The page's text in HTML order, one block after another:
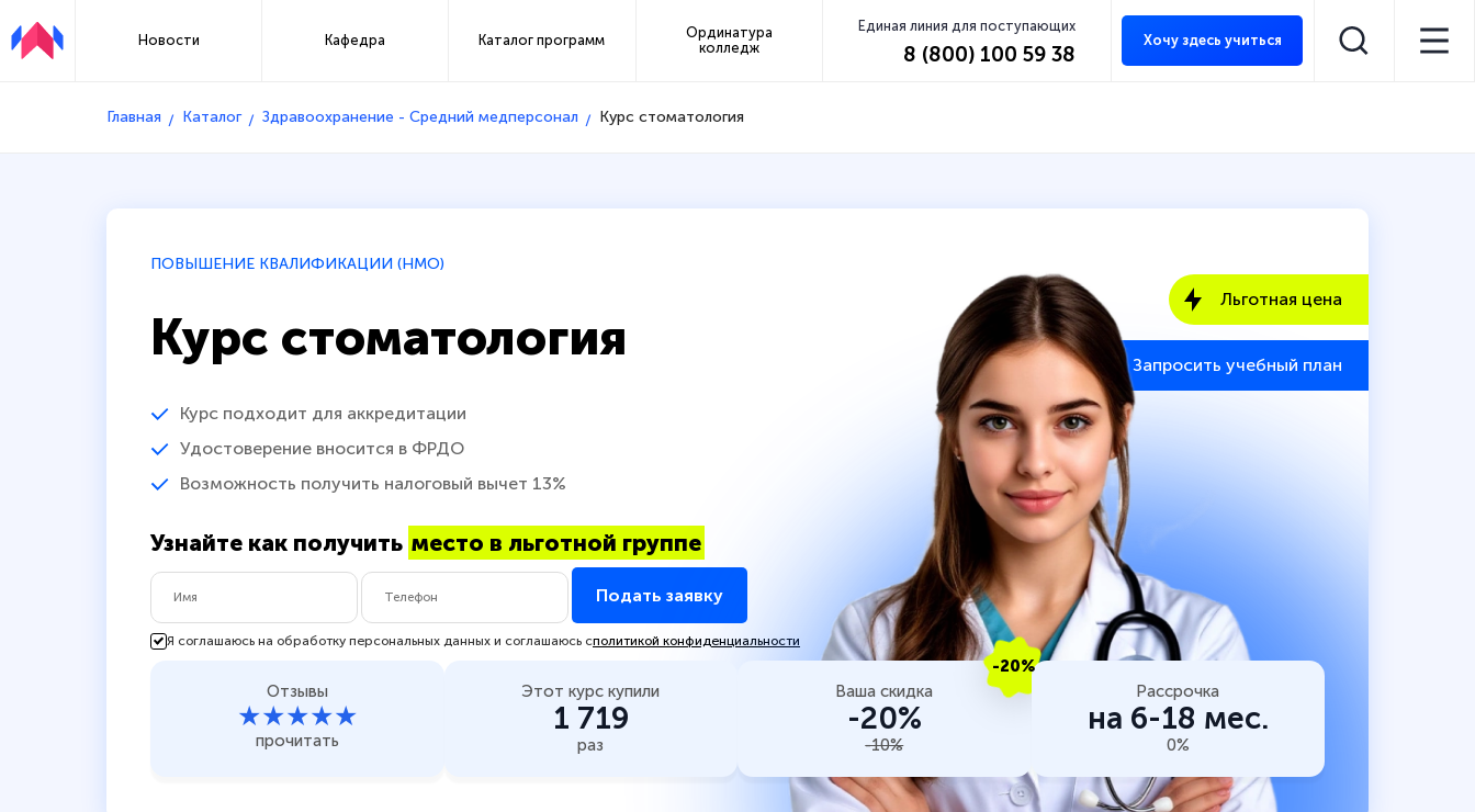
Новости Кафедра Каталог программ
Ординатура
колледж
Единая линия для поступающих
8 (800) 100 59 38
Хочу здесь учиться
Главная Каталог Здравоохранение - Средний медперсонал Курс стоматология
ПОВЫШЕНИЕ КВАЛИФИКАЦИИ (НМО)
Курс стоматология
Курс подходит для аккредитации
Удостоверение вносится в ФРДО
Возможность получить налоговый вычет 13%
Узнайте как получить место в льготной группе
Подать заявку
Я соглашаюсь на обработку персональных данных и соглашаюсь сполитикой конфиденциальности
Льготная цена
Запросить учебный план
Отзывы
★★★★★
прочитать
Этот курс купили
1 719
раз
-20%
Ваша скидка
-20%
-10%
Рассрочка
на 6-18 мес.
0%